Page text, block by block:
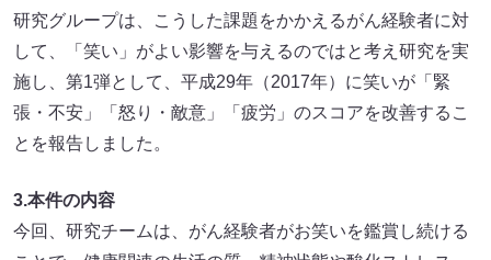
研究グループは、こうした課題をかかえるがん経験者に対
して、「笑い」がよい影響を与えるのではと考え研究を実
施し、第1弾として、平成29年（2017年）に笑いが「緊
張・不安」「怒り・敵意」「疲労」のスコアを改善するこ
とを報告しました。
3.本件の内容
今回、研究チームは、がん経験者がお笑いを鑑賞し続ける